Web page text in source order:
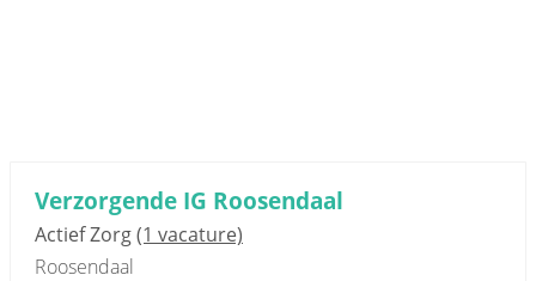
Verzorgende IG Roosendaal
Actief Zorg(1 vacature)
Roosendaal